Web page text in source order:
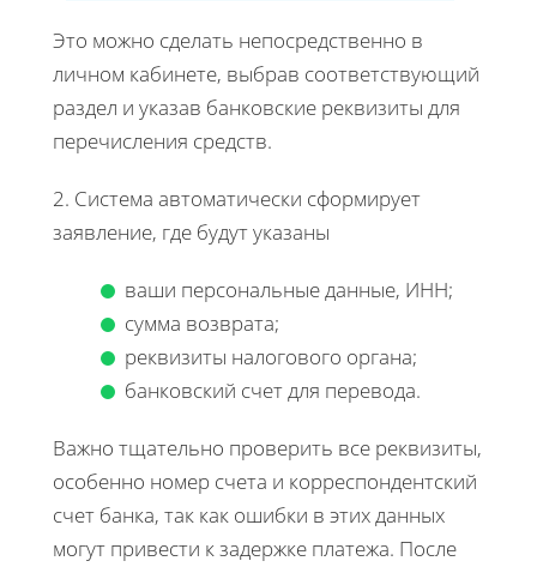
Это можно сделать непосредственно в
личном кабинете, выбрав соответствующий
раздел и указав банковские реквизиты для
перечисления средств.
2. Система автоматически сформирует
заявление, где будут указаны
ваши персональные данные, ИНН;
сумма возврата;
реквизиты налогового органа;
банковский счет для перевода.
Важно тщательно проверить все реквизиты,
особенно номер счета и корреспондентский
счет банка, так как ошибки в этих данных
могут привести к задержке платежа. После